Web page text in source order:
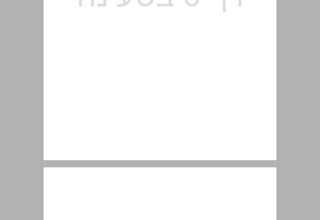
עקרונות מנחים ... 6